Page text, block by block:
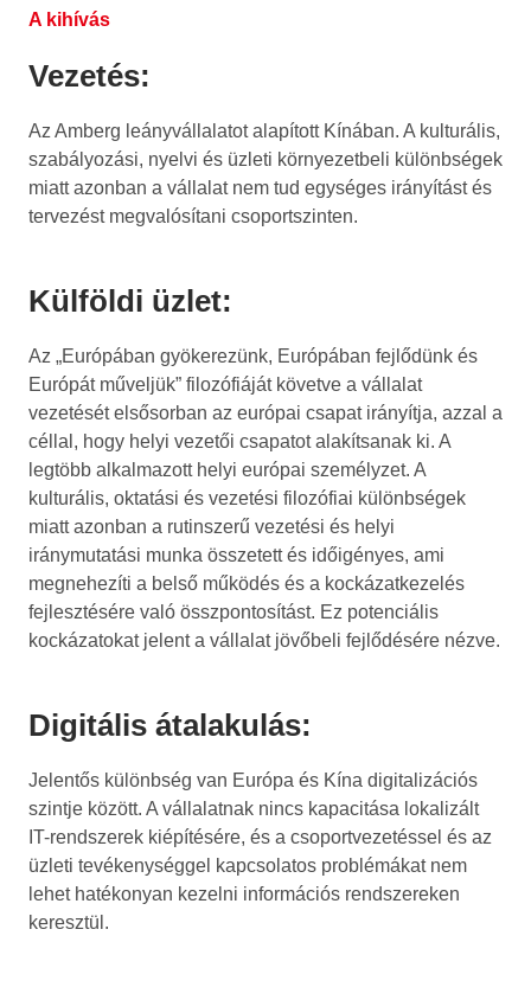
A kihívás
Vezetés:
Az Amberg leányvállalatot alapított Kínában. A kulturális,
szabályozási, nyelvi és üzleti környezetbeli különbségek
miatt azonban a vállalat nem tud egységes irányítást és
tervezést megvalósítani csoportszinten.
Külföldi üzlet:
Az „Európában gyökerezünk, Európában fejlődünk és
Európát műveljük” filozófiáját követve a vállalat
vezetését elsősorban az európai csapat irányítja, azzal a
céllal, hogy helyi vezetői csapatot alakítsanak ki. A
legtöbb alkalmazott helyi európai személyzet. A
kulturális, oktatási és vezetési filozófiai különbségek
miatt azonban a rutinszerű vezetési és helyi
iránymutatási munka összetett és időigényes, ami
megnehezíti a belső működés és a kockázatkezelés
fejlesztésére való összpontosítást. Ez potenciális
kockázatokat jelent a vállalat jövőbeli fejlődésére nézve.
Digitális átalakulás:
Jelentős különbség van Európa és Kína digitalizációs
szintje között. A vállalatnak nincs kapacitása lokalizált
IT-rendszerek kiépítésére, és a csoportvezetéssel és az
üzleti tevékenységgel kapcsolatos problémákat nem
lehet hatékonyan kezelni információs rendszereken
keresztül.